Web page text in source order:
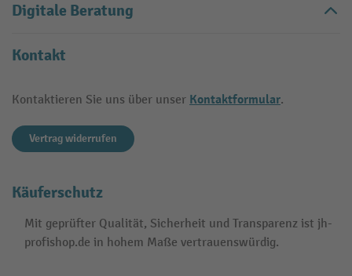
Digitale Beratung
Kontakt
Kontaktieren Sie uns über unser Kontaktformular.
Vertrag widerrufen
Käuferschutz
Mit geprüfter Qualität, Sicherheit und Transparenz ist jh-
profishop.de in hohem Maße vertrauenswürdig.